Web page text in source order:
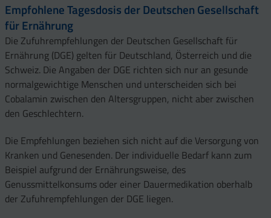
Empfohlene Tagesdosis der Deutschen Gesellschaft
für Ernährung
Die Zufuhrempfehlungen der Deutschen Gesellschaft für
Ernährung (DGE) gelten für Deutschland, Österreich und die
Schweiz. Die Angaben der DGE richten sich nur an gesunde
normalgewichtige Menschen und unterscheiden sich bei
Cobalamin zwischen den Altersgruppen, nicht aber zwischen
den Geschlechtern.
Die Empfehlungen beziehen sich nicht auf die Versorgung von
Kranken und Genesenden. Der individuelle Bedarf kann zum
Beispiel aufgrund der Ernährungsweise, des
Genussmittelkonsums oder einer Dauermedikation oberhalb
der Zufuhrempfehlungen der DGE liegen.